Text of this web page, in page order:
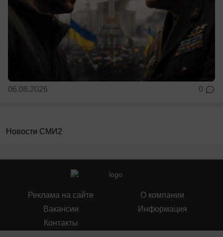
06.08.2026 0
Новости СМИ2
Реклама на сайте
Вакансии
Контакты
О компании
Информация